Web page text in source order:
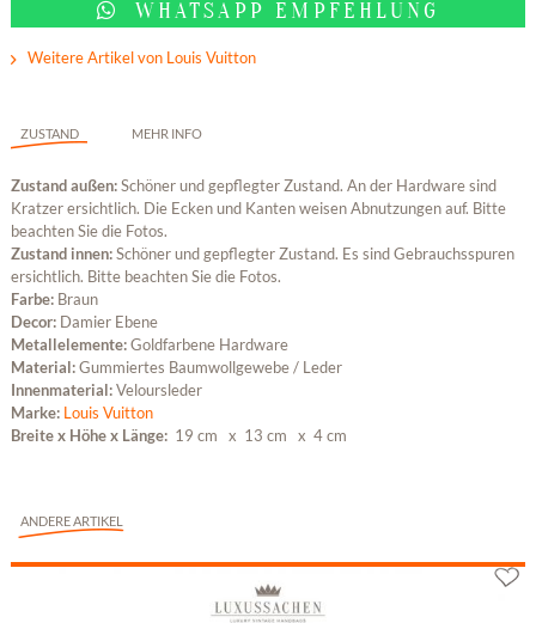
WHATSAPP EMPFEHLUNG
Weitere Artikel von Louis Vuitton
ZUSTAND MEHR INFO
Zustand außen:Schöner und gepflegter Zustand. An der Hardware sind
Kratzer ersichtlich. Die Ecken und Kanten weisen Abnutzungen auf. Bitte
beachten Sie die Fotos.
Zustand innen:Schöner und gepflegter Zustand. Es sind Gebrauchsspuren
ersichtlich. Bitte beachten Sie die Fotos.
Farbe: Braun
Decor: Damier Ebene
Metallelemente:Goldfarbene Hardware
Material:Gummiertes Baumwollgewebe / Leder
Innenmaterial:Veloursleder
Marke: Louis Vuitton
Breite x Höhe x Länge: 19 cm x 13 cm x 4 cm
ANDERE ARTIKEL